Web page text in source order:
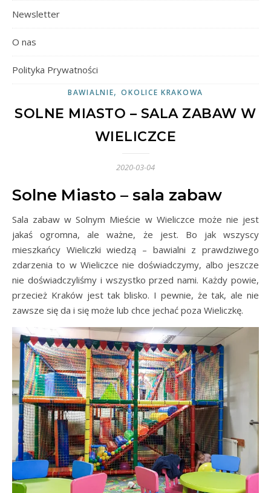
Newsletter
O nas
Polityka Prywatności
BAWIALNIE,OKOLICE KRAKOWA
SOLNE MIASTO – SALA ZABAW W
WIELICZCE
2020-03-04
Solne Miasto – sala zabaw
Sala zabaw w Solnym Mieście w Wieliczce może nie jest
jakaś ogromna, ale ważne, że jest. Bo jak wszyscy
mieszkańcy Wieliczki wiedzą – bawialni z prawdziwego
zdarzenia to w Wieliczce nie doświadczymy, albo jeszcze
nie doświadczyliśmy i wszystko przed nami. Każdy powie,
przecież Kraków jest tak blisko. I pewnie, że tak, ale nie
zawsze się da i się może lub chce jechać poza Wieliczkę.